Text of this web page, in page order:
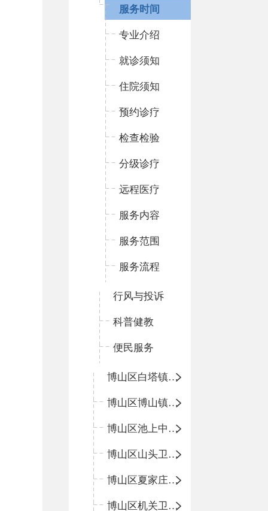
服务时间
专业介绍
就诊须知
住院须知
预约诊疗
检查检验
分级诊疗
远程医疗
服务内容
服务范围
服务流程
行风与投诉
科普健教
便民服务
博山区白塔镇卫生院
博山区博山镇中心卫生院（南院区、北院区）
博山区池上中心卫生院
博山区山头卫生院
博山区夏家庄卫生院
博山区机关卫生所